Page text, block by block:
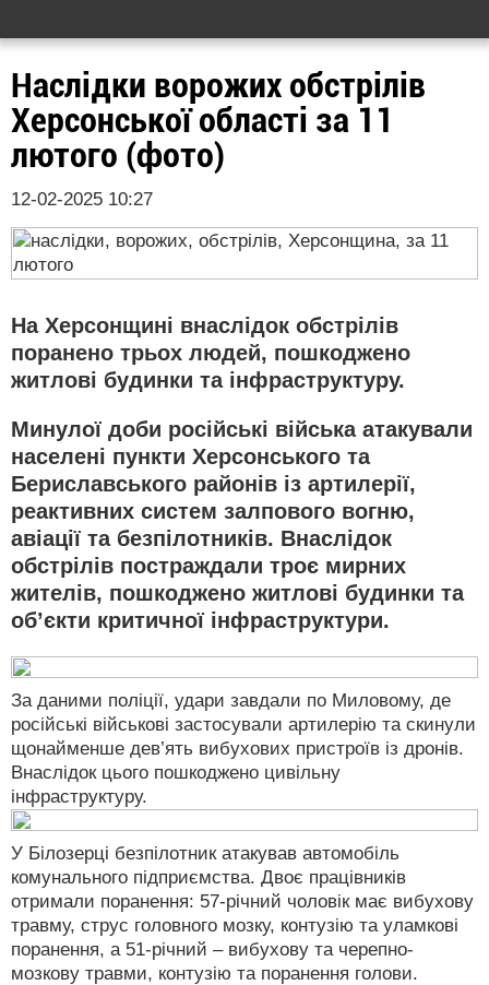
Наслідки ворожих обстрілів
Херсонської області за 11
лютого (фото)
12-02-2025 10:27
На Херсонщині внаслідок обстрілів
поранено трьох людей, пошкоджено
житлові будинки та інфраструктуру.
Минулої доби російські війська атакували
населені пункти Херсонського та
Бериславського районів із артилерії,
реактивних систем залпового вогню,
авіації та безпілотників. Внаслідок
обстрілів постраждали троє мирних
жителів, пошкоджено житлові будинки та
об’єкти критичної інфраструктури.
За даними поліції, удари завдали по Миловому, де
російські військові застосували артилерію та скинули
щонайменше дев’ять вибухових пристроїв із дронів.
Внаслідок цього пошкоджено цивільну
інфраструктуру.
У Білозерці безпілотник атакував автомобіль
комунального підприємства. Двоє працівників
отримали поранення: 57-річний чоловік має вибухову
травму, струс головного мозку, контузію та уламкові
поранення, а 51-річний – вибухову та черепно-
мозкову травми, контузію та поранення голови.